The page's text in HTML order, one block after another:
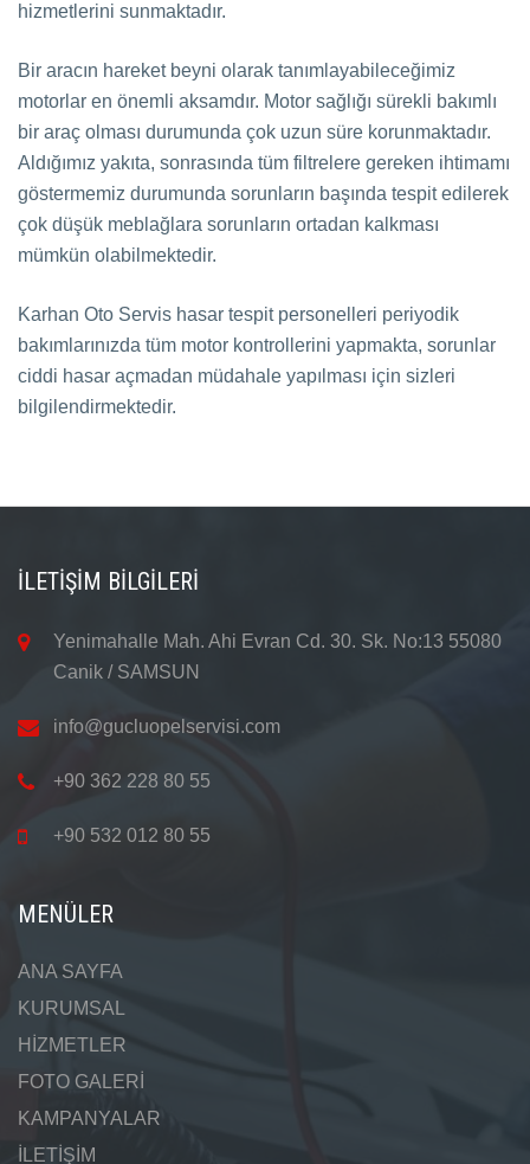
hizmetlerini sunmaktadır.
Bir aracın hareket beyni olarak tanımlayabileceğimiz
motorlar en önemli aksamdır. Motor sağlığı sürekli bakımlı
bir araç olması durumunda çok uzun süre korunmaktadır.
Aldığımız yakıta, sonrasında tüm filtrelere gereken ihtimamı
göstermemiz durumunda sorunların başında tespit edilerek
çok düşük meblağlara sorunların ortadan kalkması
mümkün olabilmektedir.
Karhan Oto Servis hasar tespit personelleri periyodik
bakımlarınızda tüm motor kontrollerini yapmakta, sorunlar
ciddi hasar açmadan müdahale yapılması için sizleri
bilgilendirmektedir.
İLETIŞIM BILGILERI
Yenimahalle Mah. Ahi Evran Cd. 30. Sk. No:13 55080
Canik / SAMSUN
info@gucluopelservisi.com
+90 362 228 80 55
+90 532 012 80 55
MENÜLER
ANA SAYFA
KURUMSAL
HİZMETLER
FOTO GALERİ
KAMPANYALAR
İLETİŞİM